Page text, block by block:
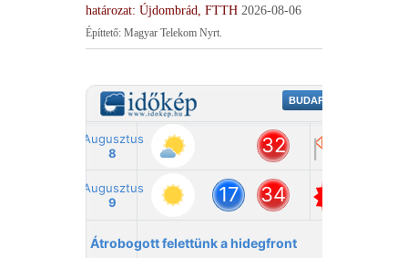
határozat: Újdombrád, FTTH 2026-08-06
Építtető: Magyar Telekom Nyrt.